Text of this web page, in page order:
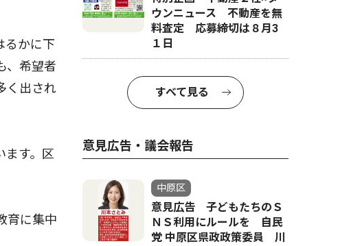
るかに下
、希望者
く出され
ます。区
育に集中
ウンニュース 不動産を無
料査定 応募締切は８月3
１日
すべて見る
意見広告・議会報告
中原区
意見広告 子どもたちのＳ
ＮＳ利用にルールを 自民
党 中原区県政政策委員 川